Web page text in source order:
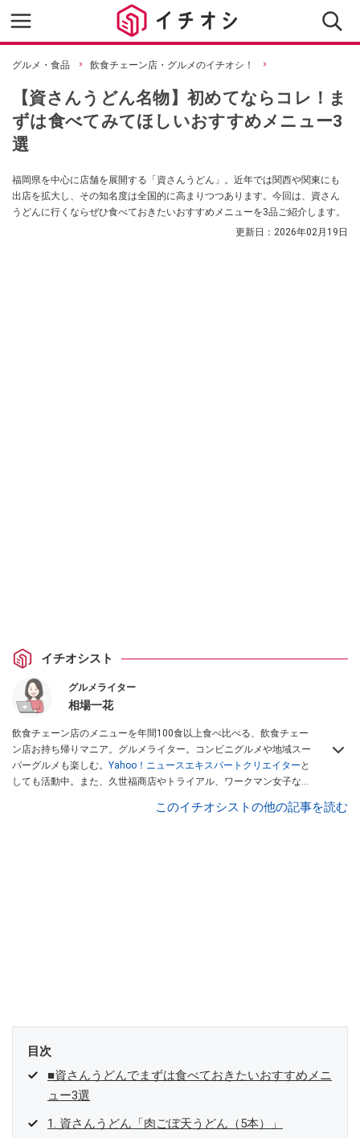
グルメ・食品 飲食チェーン店・グルメのイチオシ！
【資さんうどん名物】初めてならコレ！ま
ずは食べてみてほしいおすすめメニュー3
選
福岡県を中心に店舗を展開する「資さんうどん」。近年では関西や関東にも
出店を拡大し、その知名度は全国的に高まりつつあります。今回は、資さん
うどんに行くならぜひ食べておきたいおすすめメニューを3品ご紹介します。
更新日： 2026年02月19日
イチオシスト
グルメライター
相場一花
飲食チェーン店のメニューを年間100食以上食べ比べる、飲食チェー
ン店お持ち帰りマニア。グルメライター。コンビニグルメや地域スー
パーグルメも楽しむ。 Yahoo！ニュースエキスパートクリエイター と
しても活動中。また、久世福商店やトライアル、ワークマン女子など
、集英社「週刊プレイボーイ」、宝島
このイチオシストの他の記事を読む
目次
■資さんうどんでまずは食べておきたいおすすめメニ
ュー3選
1. 資さんうどん「肉ごぼ天うどん（5本）」